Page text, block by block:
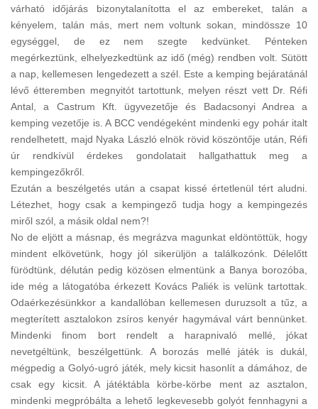
várható időjárás bizonytalanította el az embereket, talán a
kényelem, talán más, mert nem voltunk sokan, mindössze 10
egységgel, de ez nem szegte kedvünket. Pénteken
megérkeztünk, elhelyezkedtünk az idő (még) rendben volt. Sütött
a nap, kellemesen lengedezett a szél. Este a kemping bejáratánál
lévő étteremben megnyitót tartottunk, melyen részt vett Dr. Réfi
Antal, a Castrum Kft. ügyvezetője és Badacsonyi Andrea a
kemping vezetője is. A BCC vendégeként mindenki egy pohár italt
rendelhetett, majd Nyaka László elnök rövid köszöntője után, Réfi
úr rendkívül érdekes gondolatait hallgathattuk meg a
kempingezőkről.
Ezután a beszélgetés után a csapat kissé értetlenül tért aludni.
Létezhet, hogy csak a kempingező tudja hogy a kempingezés
miről szól, a másik oldal nem?!
No de eljött a másnap, és megrázva magunkat eldöntöttük, hogy
mindent elkövetünk, hogy jól sikerüljön a találkozónk. Délelőtt
fürödtünk, délután pedig közösen elmentünk a Banya borozóba,
ide még a látogatóba érkezett Kovács Paliék is velünk tartottak.
Odaérkezésünkkor a kandallóban kellemesen duruzsolt a tűz, a
megterített asztalokon zsíros kenyér hagymával várt bennünket.
Mindenki finom bort rendelt a harapnivaló mellé, jókat
nevetgéltünk, beszélgettünk. A borozás mellé játék is dukál,
mégpedig a Golyó-ugró játék, mely kicsit hasonlít a dámához, de
csak egy kicsit. A játéktábla körbe-körbe ment az asztalon,
mindenki megpróbálta a lehető legkevesebb golyót fennhagyni a